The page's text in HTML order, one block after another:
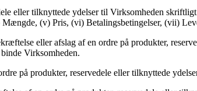
eller tilknyttede ydelser til Virksomheden
(v) Pris, (vi) Betalingsbetingelser, (vii)
eller afslag af en ordre på produkter,
Virksomheden.
på produkter, reservedele eller tilknyttede